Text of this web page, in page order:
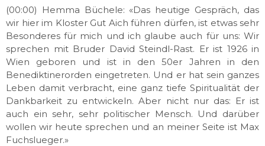
(00:00) Hemma Büchele: «Das heutige Gespräch, das
wir hier im Kloster Gut Aich führen dürfen, ist etwas sehr
Besonderes für mich und ich glaube auch für uns: Wir
sprechen mit Bruder David Steindl-Rast. Er ist 1926 in
Wien geboren und ist in den 50er Jahren in den
Benediktinerorden eingetreten. Und er hat sein ganzes
Leben damit verbracht, eine ganz tiefe Spiritualität der
Dankbarkeit zu entwickeln. Aber nicht nur das: Er ist
auch ein sehr, sehr politischer Mensch. Und darüber
wollen wir heute sprechen und an meiner Seite ist Max
Fuchslueger.»